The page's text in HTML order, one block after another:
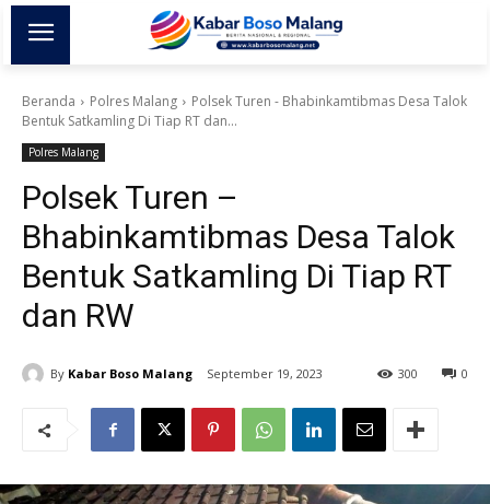
Beranda Polres Malang
Polsek Turen - Bhabinkamtibmas Desa Talok
Bentuk Satkamling Di Tiap RT dan...
Polres Malang
Polsek Turen –
Bhabinkamtibmas Desa Talok
Bentuk Satkamling Di Tiap RT
dan RW
By Kabar Boso Malang September 19, 2023 0
300